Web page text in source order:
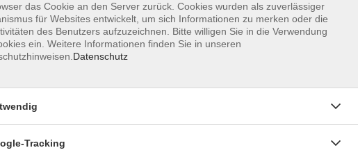
Startseite
das Cookie an den Server zurück. Cookies wurden als zuverlässiger
für Websites entwickelt, um sich Informationen zu merken oder die
des Benutzers aufzuzeichnen. Bitte willigen Sie in die Verwendung
ein. Weitere Informationen finden Sie in unseren
Datenschutz
Tracking